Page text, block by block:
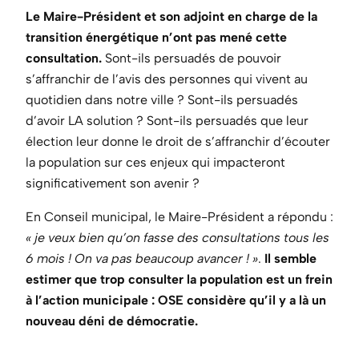
Le Maire-Président et son adjoint en charge de la
transition énergétique n’ont pas mené cette
consultation. Sont-ils persuadés de pouvoir
s’affranchir de l’avis des personnes qui vivent au
quotidien dans notre ville ? Sont-ils persuadés
d’avoir LA solution ? Sont-ils persuadés que leur
élection leur donne le droit de s’affranchir d’écouter
la population sur ces enjeux qui impacteront
significativement son avenir ?
En Conseil municipal, le Maire-Président a répondu :
« je veux bien qu’on fasse des consultations tous les
6 mois ! On va pas beaucoup avancer ! ». Il semble
estimer que trop consulter la population est un frein
à l’action municipale : OSE considère qu’il y a là un
nouveau déni de démocratie.